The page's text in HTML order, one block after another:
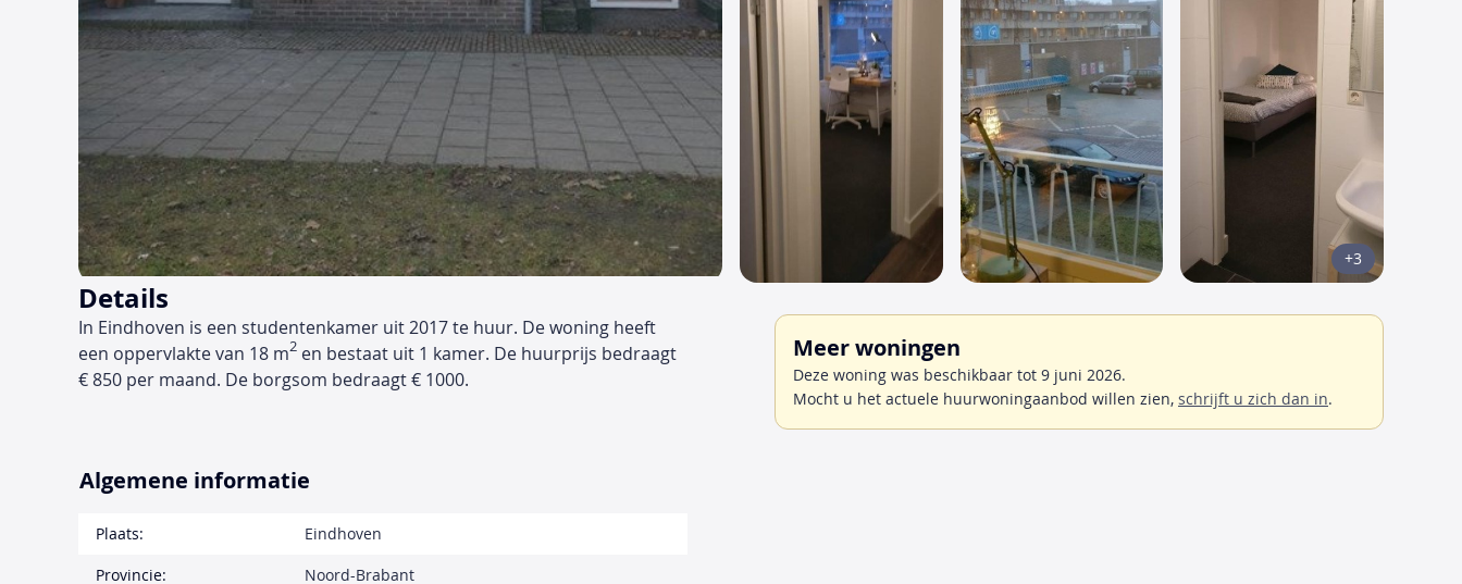
+3
Details
In Eindhoven is een studentenkamer uit 2017 te huur. De woning heeft
een oppervlakte van 18 m2 en bestaat uit 1 kamer. De huurprijs bedraagt
€ 850 per maand. De borgsom bedraagt € 1000.
Meer woningen
Deze woning was beschikbaar tot 9 juni 2026.
Mocht u het actuele huurwoningaanbod willen zien, schrijft u zich dan in.
Algemene informatie
Plaats:
Eindhoven
Provincie:
Noord-Brabant